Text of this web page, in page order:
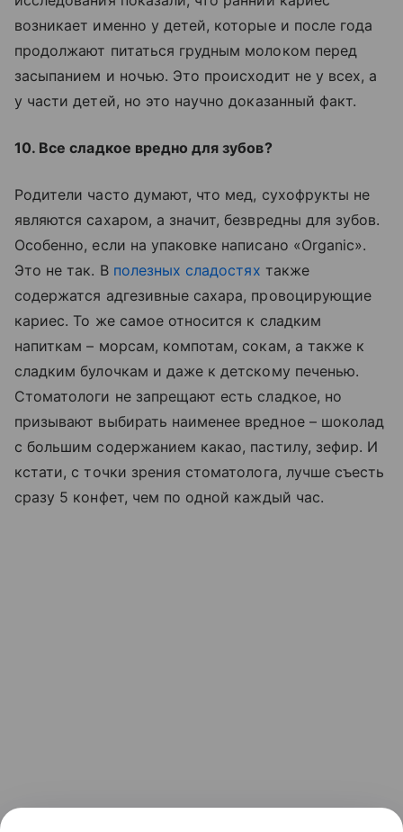
возникает именно у детей, которые и после года
продолжают питаться грудным молоком перед
засыпанием и ночью. Это происходит не у всех, а
у части детей, но это научно доказанный факт.
10. Все сладкое вредно для зубов?
Родители часто думают, что мед, сухофрукты не
являются сахаром, а значит, безвредны для зубов.
Особенно, если на упаковке написано «Оrganic».
Это не так. В полезных сладостях также
содержатся адгезивные сахара, провоцирующие
кариес. То же самое относится к сладким
напиткам – морсам, компотам, сокам, а также к
сладким булочкам и даже к детскому печенью.
Стоматологи не запрещают есть сладкое, но
призывают выбирать наименее вредное – шоколад
с большим содержанием какао, пастилу, зефир. И
кстати, с точки зрения стоматолога, лучше съесть
сразу 5 конфет, чем по одной каждый час.